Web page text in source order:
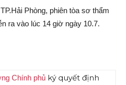
Phòng, phiên tòa sơ thẩm
ra vào lúc 14 giờ ngày 10.7.
Chính phủ ký quyết định